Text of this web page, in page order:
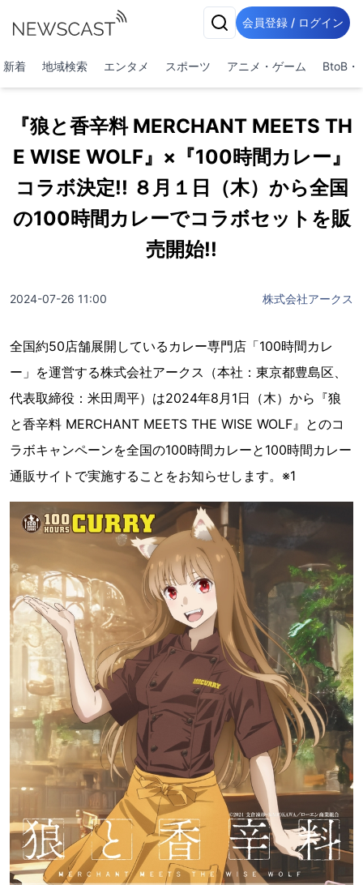
会員登録 / ログイン
新着 地域検索 エンタメ スポーツ アニメ・ゲーム BtoB・
『狼と香辛料 MERCHANT MEETS TH
E WISE WOLF』×『100時間カレー』
コラボ決定!! ８月１日（木）から全国
の100時間カレーでコラボセットを販
売開始!!
2024-07-26 11:00 株式会社アークス
全国約50店舗展開しているカレー専門店「100時間カレ
ー」を運営する株式会社アークス（本社：東京都豊島区、
代表取締役：米田周平）は2024年8月1日（木）から『狼
と香辛料 MERCHANT MEETS THE WISE WOLF』とのコ
ラボキャンペーンを全国の100時間カレーと100時間カレー
通販サイトで実施することをお知らせします。※1